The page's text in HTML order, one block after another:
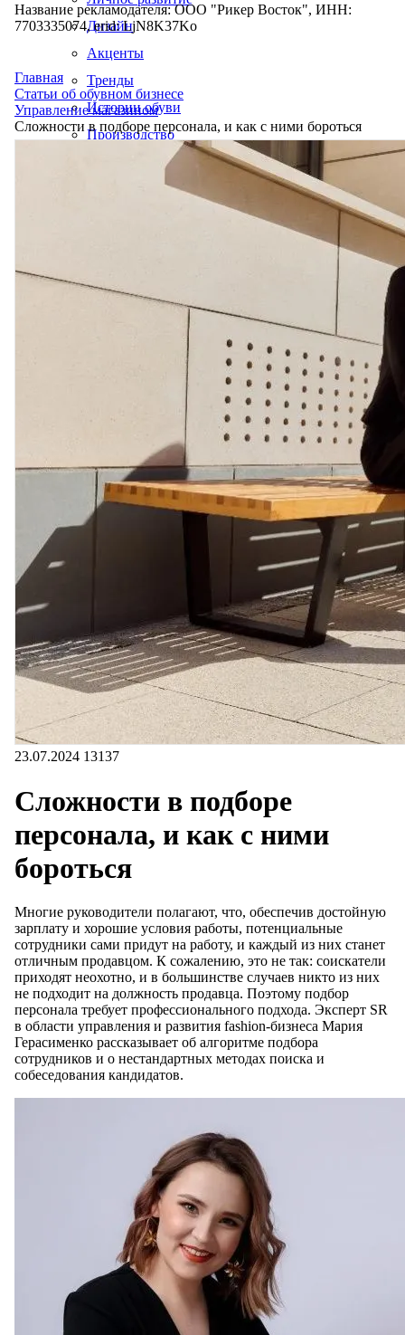
Дизайн
Акценты
Тренды
Истории обуви
Производство
Название рекламодателя: ООО "Рикер Восток", ИНН:
7703335074, erid: LjN8K37Ko
Главная
Статьи об обувном бизнесе
Управление магазином
Сложности в подборе персонала, и как с ними бороться
23.07.2024 13137
Сложности в подборе
персонала, и как с ними
бороться
Многие руководители полагают, что, обеспечив достойную
зарплату и хорошие условия работы, потенциальные
сотрудники сами придут на работу, и каждый из них станет
отличным продавцом. К сожалению, это не так: соискатели
приходят неохотно, и в большинстве случаев никто из них
не подходит на должность продавца. Поэтому подбор
персонала требует профессионального подхода. Эксперт SR
в области управления и развития fashion-бизнеса Мария
Герасименко рассказывает об алгоритме подбора
сотрудников и о нестандартных методах поиска и
собеседования кандидатов.